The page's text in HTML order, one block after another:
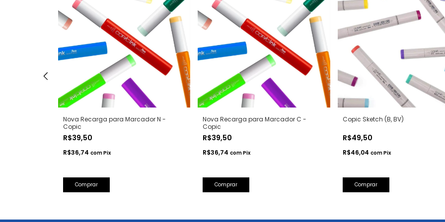
Nova Recarga para Marcador N -
Copic
R$39,50
R$36,74 comPix
Comprar
Nova Recarga para Marcador C -
Copic
R$39,50
R$36,74comPix
Comprar
Copic Sketch (B, BV)
R$49,50
R$46,04 comPix
Comprar